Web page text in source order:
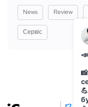
News Review
Сервіс